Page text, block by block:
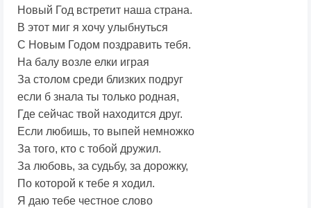
Новый Год встретит наша страна.
В этот миг я хочу улыбнуться
С Новым Годом поздравить тебя.
На балу возле елки играя
За столом среди близких подруг
если б знала ты только родная,
Где сейчас твой находится друг.
Если любишь, то выпей немножко
За того, кто с тобой дружил.
За любовь, за судьбу, за дорожку,
По которой к тебе я ходил.
Я даю тебе честное слово